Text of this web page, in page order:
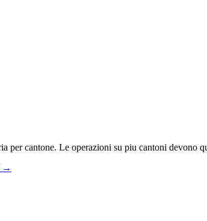
per cantone. Le operazioni su piu cantoni devono
→